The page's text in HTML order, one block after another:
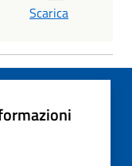
Scarica